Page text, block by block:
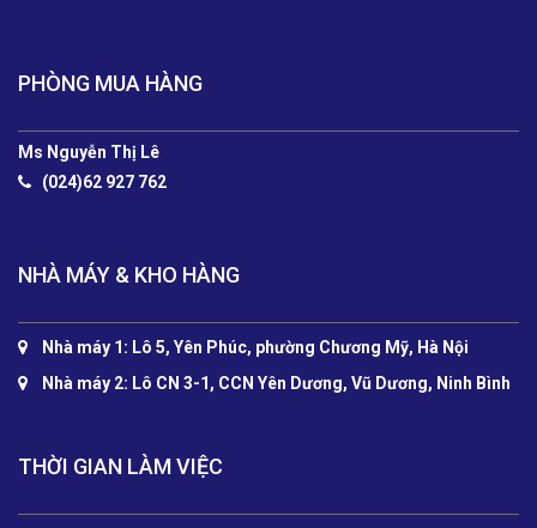
PHÒNG MUA HÀNG
Ms Nguyễn Thị Lê
(024)62 927 762
NHÀ MÁY & KHO HÀNG
Nhà máy 1: Lô 5, Yên Phúc, phường Chương Mỹ, Hà Nội
Nhà máy 2: Lô CN 3-1, CCN Yên Dương, Vũ Dương, Ninh Bình
THỜI GIAN LÀM VIỆC